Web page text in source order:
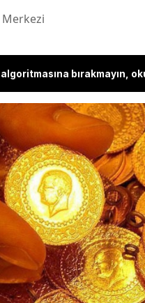
bırakmayın,
Küresel
ederken,
Altındaki geri
süreç mi? İşte